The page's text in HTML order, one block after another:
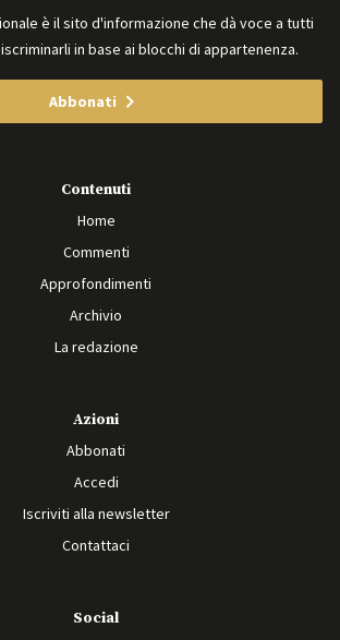
è il sito d'informazione che dà voce a tutti
in base ai blocchi di appartenenza.
Abbonati
Contenuti
Home
Commenti
Approfondimenti
Archivio
La redazione
Azioni
Abbonati
Accedi
Iscriviti alla newsletter
Contattaci
Social